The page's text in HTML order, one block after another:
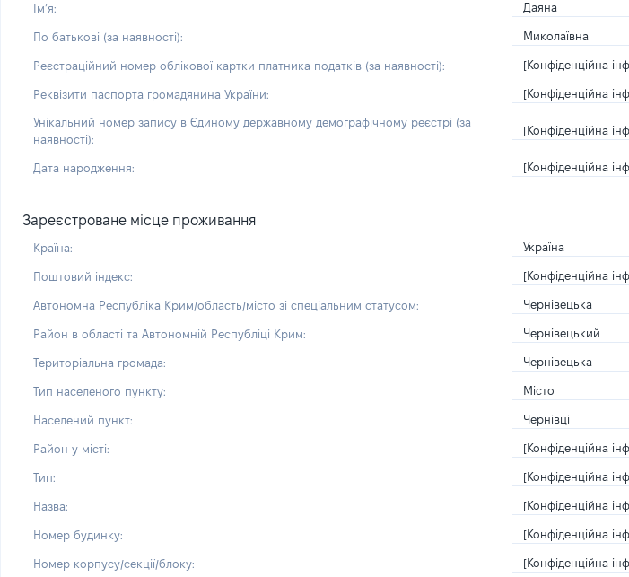
Імʼя: Даяна
По батькові (за наявності): Миколаївна
Реєстраційний номер облікової картки платника податків (за наявності): [Конфіденційна
Реквізити паспорта громадянина України: [Конфіденційна
Унікальний номер запису в Єдиному державному демографічному реєстрі (за
наявності):
[Конфіденційна
Дата народження: [Конфіденційна
Зареєстроване місце проживання
Країна: Україна
Поштовий індекс: [Конфіденційна
Автономна Республіка Крим/область/місто зі спеціальним статусом: Чернівецька
Район в області та Автономній Республіці Крим: Чернівецький
Територіальна громада: Чернівецька
Тип населеного пункту: Місто
Населений пункт: Чернівці
Район у місті: [Конфіденційна
Тип: [Конфіденційна
Назва: [Конфіденційна
Номер будинку: [Конфіденційна
Номер корпусу/секції/блоку: [Конфіденційна